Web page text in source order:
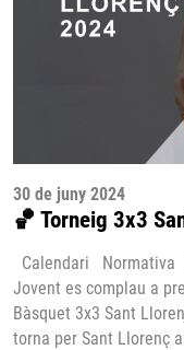
30 de juny 2024
🏀 Torneig 3x3
Calendari Normativa
Jovent es complau a
Bàsquet 3x3 Sant
torna per Sant Llorenç